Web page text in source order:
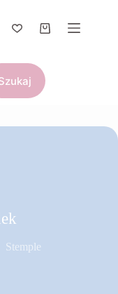
Koszyk
Stemple